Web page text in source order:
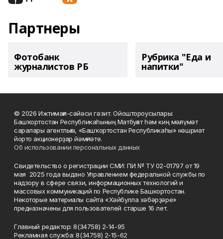
Партнеры
Фотобанк
журналистов РБ
Рубрика "Еда и
напитки"
© 2026 Ижтимағи-сәйәси гәзит. Ойоштороусылары:
Башҡортостан Республикаһының Матбуғат һәм киң мәғлүмәт
саралары агентлығы, «Башҡортостан Республикаһы» нәшриәт
йорто акционерҙар йәмғиәте.
Об использовании персональных данных
Свидетельство о регистрации СМИ: ПИ № ТУ 02-01797 от 19
мая 2025 года выдано Управлением федеральной службы по
надзору в сфере связи, информационных технологий и
массовых коммуникаций по Республике Башкортостан.
Некоторые материалы сайта «Хәйбулла хәбәрҙәре»
предназначены для пользователей старше 16 лет.
Главный редактор: 8(34758) 2-14-95
Рекламная служба: 8(34758) 2-15-62